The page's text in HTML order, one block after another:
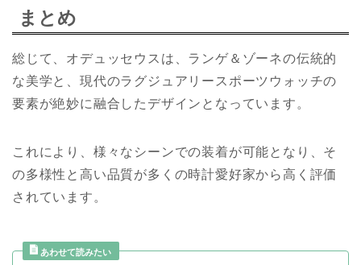
まとめ
総じて、オデュッセウスは、ランゲ＆ゾーネの伝統的
な美学と、現代のラグジュアリースポーツウォッチの
要素が絶妙に融合したデザインとなっています。
これにより、様々なシーンでの装着が可能となり、そ
の多様性と高い品質が多くの時計愛好家から高く評価
されています。